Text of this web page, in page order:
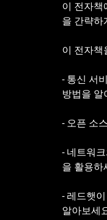
이 전자책
을 간략하
이 전자책
- 통신 서
방법을 알
- 오픈 소
- 네트워
을 활용하
- 레드햇
알아보세